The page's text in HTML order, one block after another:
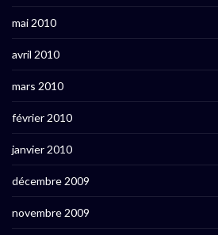
mai 2010
avril 2010
mars 2010
février 2010
janvier 2010
décembre 2009
novembre 2009